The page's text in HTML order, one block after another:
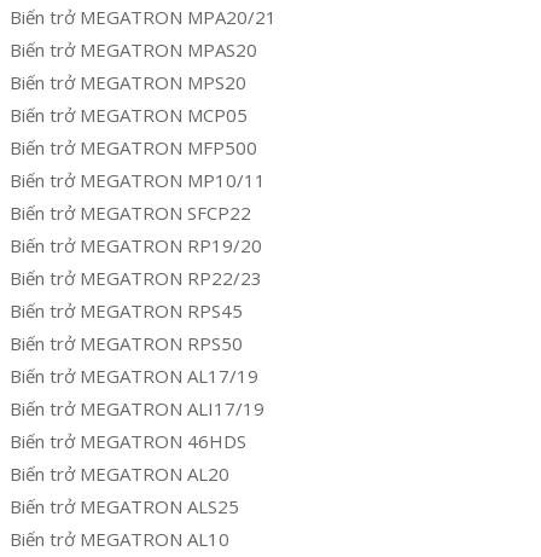
Biến trở MEGATRON MPA20/21
Biến trở MEGATRON MPAS20
Biến trở MEGATRON MPS20
Biến trở MEGATRON MCP05
Biến trở MEGATRON MFP500
Biến trở MEGATRON MP10/11
Biến trở MEGATRON SFCP22
Biến trở MEGATRON RP19/20
Biến trở MEGATRON RP22/23
Biến trở MEGATRON RPS45
Biến trở MEGATRON RPS50
Biến trở MEGATRON AL17/19
Biến trở MEGATRON ALI17/19
Biến trở MEGATRON 46HDS
Biến trở MEGATRON AL20
Biến trở MEGATRON ALS25
Biến trở MEGATRON AL10